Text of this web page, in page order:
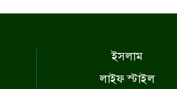
ইসলাম
লাইফ স্টাইল